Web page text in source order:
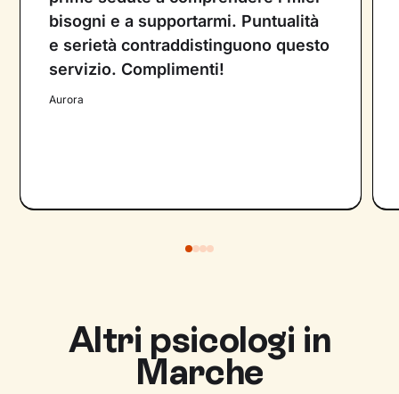
bisogni e a supportarmi. Puntualità
e serietà contraddistinguono questo
servizio. Complimenti!
Aurora
Altri psicologi in
Marche